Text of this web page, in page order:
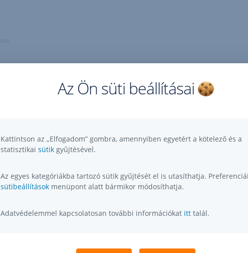
Az Ön süti beállításai
Kattintson az „Elfogadom” gombra, amennyiben egyetért a kötelező és a
statisztikai sütik gyűjtésével.
Az egyes kategóriákba tartozó sütik gyűjtését el is utasíthatja.
sütibeállítások menüpont alatt bármikor módosíthatja.
Adatvédelemmel kapcsolatosan további információkat itt talál.